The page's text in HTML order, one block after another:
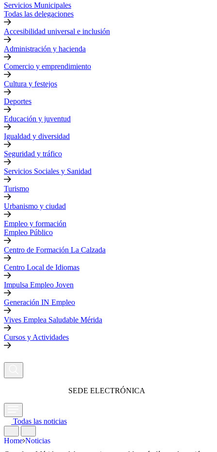
Servicios Municipales
Todas las delegaciones
Accesibilidad universal e inclusión
Administración y hacienda
Comercio y emprendimiento
Cultura y festejos
Deportes
Educación y juventud
Igualdad y diversidad
Seguridad y tráfico
Servicios Sociales y Sanidad
Turismo
Urbanismo y ciudad
Empleo y formación
Empleo Público
Centro de Formación La Calzada
Centro Local de Idiomas
Impulsa Empleo Joven
Generación IN Empleo
Vives Emplea Saludable Mérida
Cursos y Actividades
SEDE ELECTRÓNICA
Todas las noticias
Home Noticias